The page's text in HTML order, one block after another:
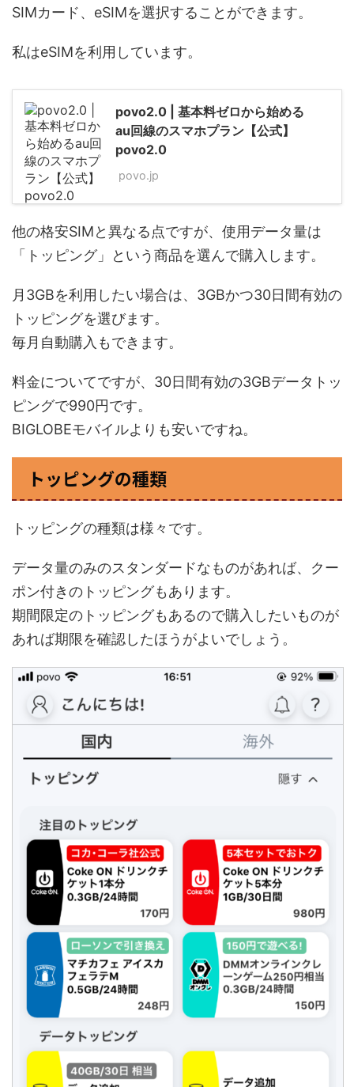
SIMカード、eSIMを選択することができます。
私はeSIMを利用しています。
povo2.0 | 基本料ゼロから始める
au回線のスマホプラン【公式】
povo2.0
povo.jp
他の格安SIMと異なる点ですが、使用データ量は
「トッピング」という商品を選んで購入します。
月3GBを利用したい場合は、3GBかつ30日間有効の
トッピングを選びます。
毎月自動購入もできます。
料金についてですが、30日間有効の3GBデータトッ
ピングで990円です。
BIGLOBEモバイルよりも安いですね。
トッピングの種類
トッピングの種類は様々です。
データ量のみのスタンダードなものがあれば、クー
ポン付きのトッピングもあります。
期間限定のトッピングもあるので購入したいものが
あれば期限を確認したほうがよいでしょう。